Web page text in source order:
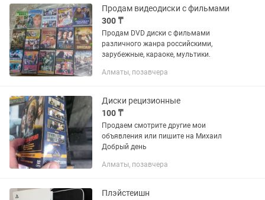
Продам видеодиски с фильмами
300 ₸
Продам DVD диски с фильмами
различного жанра российскими,
зарубежные, караоке, мультики.
Алматы, позавчера
Диски рецизионные
100 ₸
Продаем смотрите другие мои
объявления или пишите на Михаил
Добрый день
Алматы, позавчера
Плэйстеишн